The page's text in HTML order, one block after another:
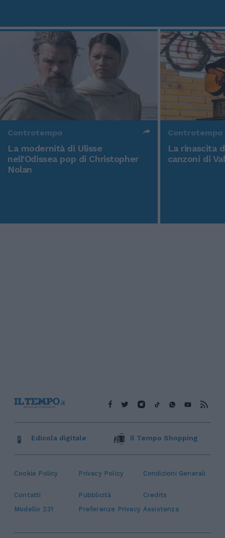
Controtempo
La modernità di Ulisse
nell'Odissea pop di Christopher
Nolan
Controtempo
La rinascita
canzoni di
Cookie Policy Privacy Policy Condizioni Generali
Contatti Pubblicità
Credits
Modello 231
Preferenze Privacy Assistenza
Edicola digitale Il Tempo Shopping